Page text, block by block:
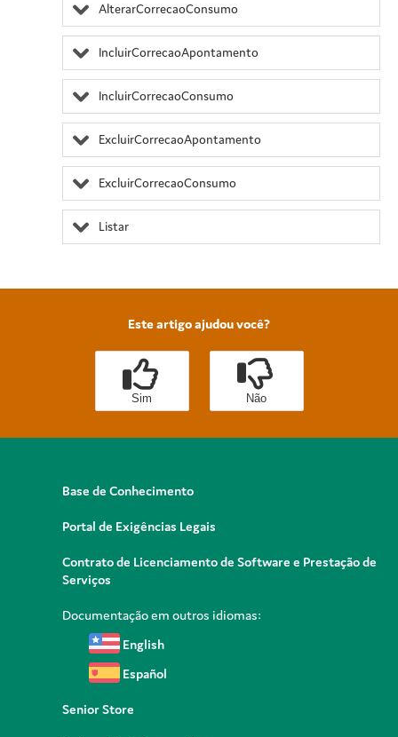
AlterarCorrecaoConsumo
IncluirCorrecaoApontamento
IncluirCorrecaoConsumo
ExcluirCorrecaoApontamento
ExcluirCorrecaoConsumo
Listar
Este artigo ajudou você?
Sim Não
Base de Conhecimento
Portal de Exigências Legais
Contrato de Licenciamento de Software e Prestação de
Serviços
Documentação em outros idiomas:
English
Español
Senior Store